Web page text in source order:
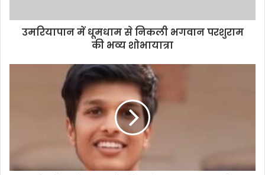
उमरियापान में धूमधाम से निकली भगवान परशुराम
की भव्य शोभायात्रा